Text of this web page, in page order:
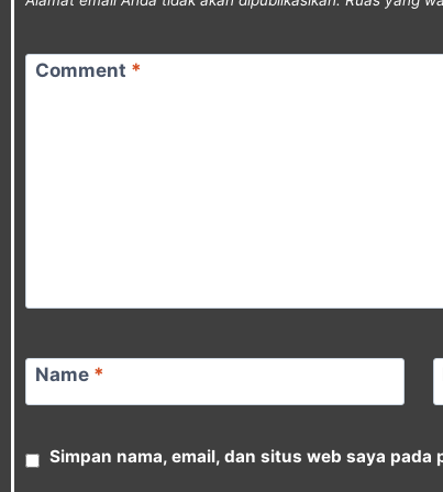
Comment *
Name *
Simpan nama, email, dan situs web saya